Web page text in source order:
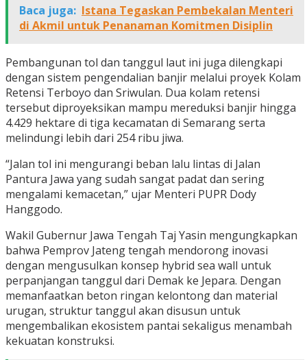
Baca juga: Istana Tegaskan Pembekalan Menteri
di Akmil untuk Penanaman Komitmen Disiplin
Pembangunan tol dan tanggul laut ini juga dilengkapi
dengan sistem pengendalian banjir melalui proyek Kolam
Retensi Terboyo dan Sriwulan. Dua kolam retensi
tersebut diproyeksikan mampu mereduksi banjir hingga
4.429 hektare di tiga kecamatan di Semarang serta
melindungi lebih dari 254 ribu jiwa.
“Jalan tol ini mengurangi beban lalu lintas di Jalan
Pantura Jawa yang sudah sangat padat dan sering
mengalami kemacetan,” ujar Menteri PUPR Dody
Hanggodo.
Wakil Gubernur Jawa Tengah Taj Yasin mengungkapkan
bahwa Pemprov Jateng tengah mendorong inovasi
dengan mengusulkan konsep hybrid sea wall untuk
perpanjangan tanggul dari Demak ke Jepara. Dengan
memanfaatkan beton ringan kelontong dan material
urugan, struktur tanggul akan disusun untuk
mengembalikan ekosistem pantai sekaligus menambah
kekuatan konstruksi.